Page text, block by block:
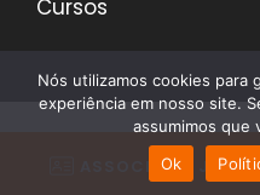
Cursos
APACAME -
ASSOCIE-SE JÁ
Nós utilizamos cookies para
experiência em nosso site.
assumimos que
Ok